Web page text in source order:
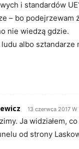
i standardów
– bo
nie wiedzą gdzie.
albo sztandarze
13 czerwca 2017 W
Ja widziałem,
od strony